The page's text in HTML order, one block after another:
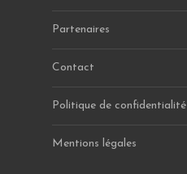
Partenaires
Contact
Politique de confidentialité
Mentions légales